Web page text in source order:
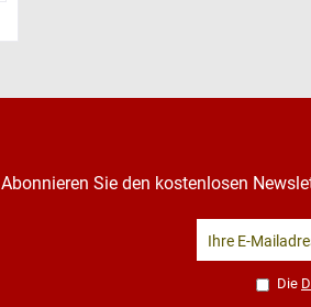
Abonnieren Sie den kostenlosen
Die